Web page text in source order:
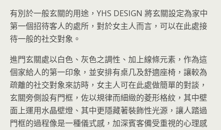
有別於一般玄關的用途，YHS DESIGN 將玄關設定為家中
第一個招待客人的處所，對於女主人而言，可以在此處接
待一般的社交對象。
進門玄關處以白色、灰色之調性、加上線條元素，作為這
個家給人的第一印象，並安排有桌几及舒適座椅，讓較為
疏離的社交對象來訪時，女主人可在此處做簡單的對談，
玄關旁側設有門框，佐以規律而細緻的菱形格紋，其中壁
面上運用水晶壁燈、其中更隱藏著裝飾性光源，讓人踏過
門框的過程像是一種儀式感，加深賓客備受重視的心理感